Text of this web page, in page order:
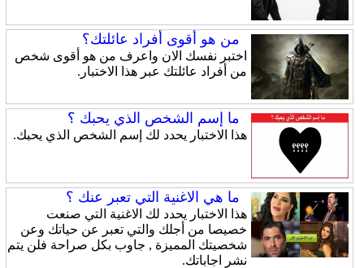
من هو أقوى أفراد عائلتك؟
اختبر نفسك الان واعرف من هو أقوى شخص
من أفراد عائلتك عبر هذا الاختبار.
ما إسم الشخص الذي يحبك ؟
هذا الاختبار يحدد لك إسم الشخص الذي يحبك.
ما هي الاغنية التي تعبر عنك ؟
هذا الاختبار يحدد لك الاغنية التي صنعت
خصيصا من أجلك والتي تعبر عن حياتك وعن
شخصيتك المميزة , جاوب بكل صراحة فلن يتم
نشر اجاباتك.